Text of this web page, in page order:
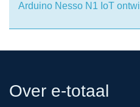
Arduino Nesso N1 IoT
Over e-totaal